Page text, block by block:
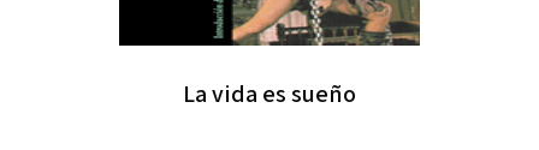
La vida es sueño